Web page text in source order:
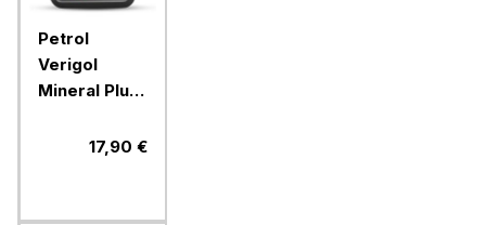
Petrol
Verigol
Mineral Plus,
17,90 €